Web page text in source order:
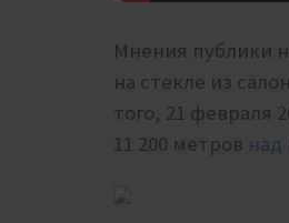
Мнения публики
на стекле из
того, 21 февраля
11 200 метров над